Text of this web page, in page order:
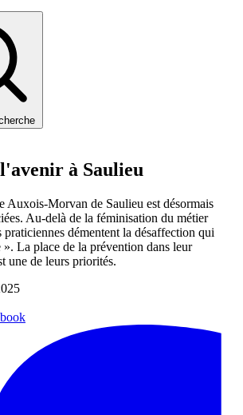
à Saulieu
Auxois-Morvan de Saulieu est désormais
Au-delà de la féminisation du métier
praticiennes démentent la désaffection qui
La place de la prévention dans leur
une de leurs priorités.